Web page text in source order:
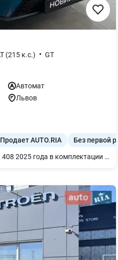
(215 к.с.) • GT
Автомат
Львов
Продает AUTO.RIA Без первой
Представляем новый Peugeot 408 2025 года в комплектации GT. Этот стильный лифтбек оснащен динамичным бензиновым двигателем 1.6 PureTech (215 л.с.) и автоматической коробкой передач для максимального комфорта. Он представлен в выразительном голубом металлике.